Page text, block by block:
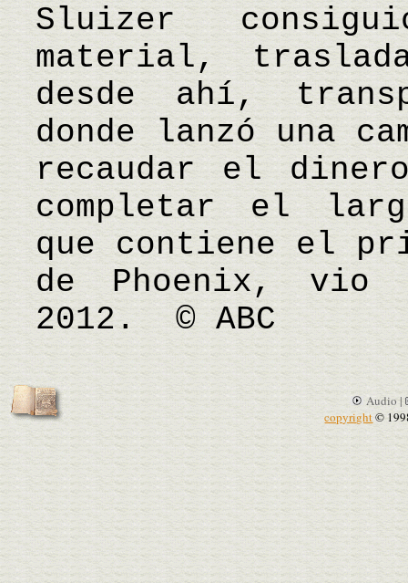
Sluizer
material,
desde ahí,
donde lanzó una
recaudar el
completar el
que contiene el
de Phoenix,
2012. © ABC
Audio |
copyright©